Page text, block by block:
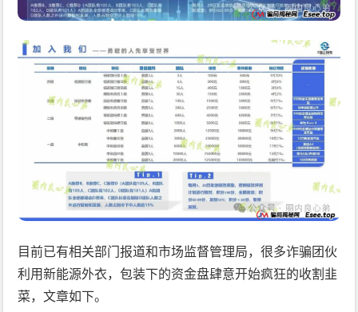
目前已有相关部门报道和市场监督管理局，很多诈骗团伙
利用新能源外衣，包装下的资金盘肆意开始疯狂的收割韭
菜，文章如下。